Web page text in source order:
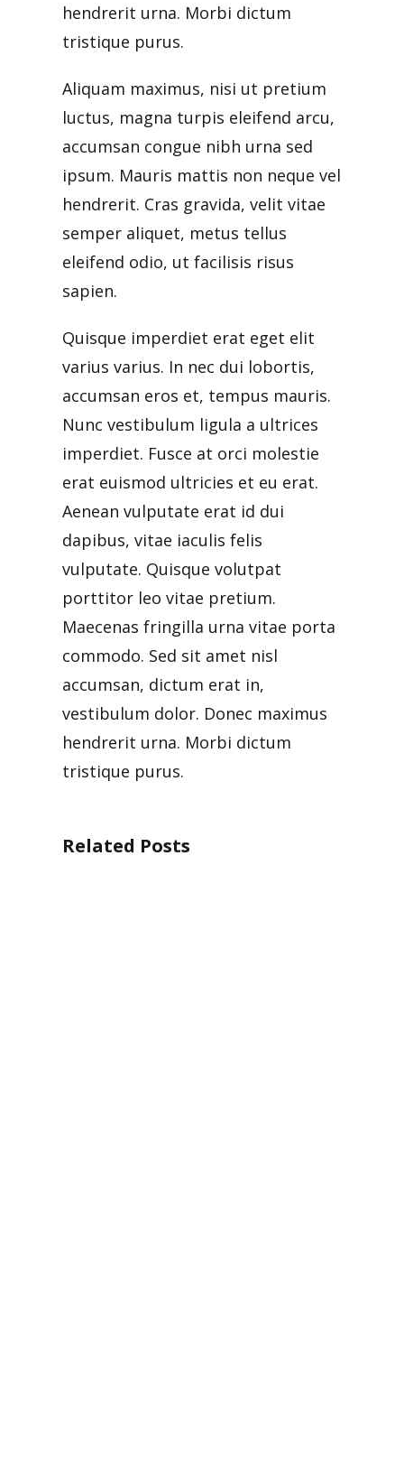
hendrerit urna. Morbi dictum
tristique purus.
Aliquam maximus, nisi ut pretium
luctus, magna turpis eleifend arcu,
accumsan congue nibh urna sed
ipsum. Mauris mattis non neque vel
hendrerit. Cras gravida, velit vitae
semper aliquet, metus tellus
eleifend odio, ut facilisis risus
sapien.
Quisque imperdiet erat eget elit
varius varius. In nec dui lobortis,
accumsan eros et, tempus mauris.
Nunc vestibulum ligula a ultrices
imperdiet. Fusce at orci molestie
erat euismod ultricies et eu erat.
Aenean vulputate erat id dui
dapibus, vitae iaculis felis
vulputate. Quisque volutpat
porttitor leo vitae pretium.
Maecenas fringilla urna vitae porta
commodo. Sed sit amet nisl
accumsan, dictum erat in,
vestibulum dolor. Donec maximus
hendrerit urna. Morbi dictum
tristique purus.
Related Posts